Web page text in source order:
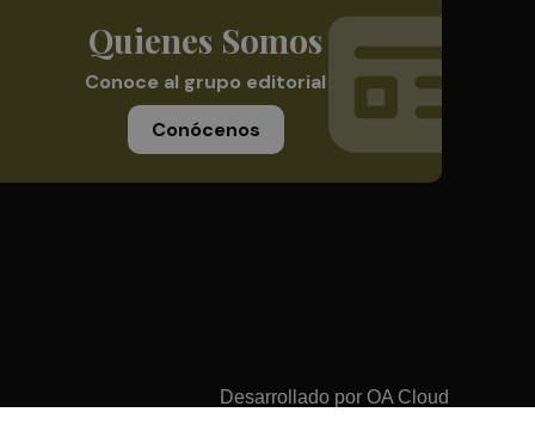
Quienes Somos
Conoce al grupo editorial
Conócenos
Desarrollado por OA Cloud